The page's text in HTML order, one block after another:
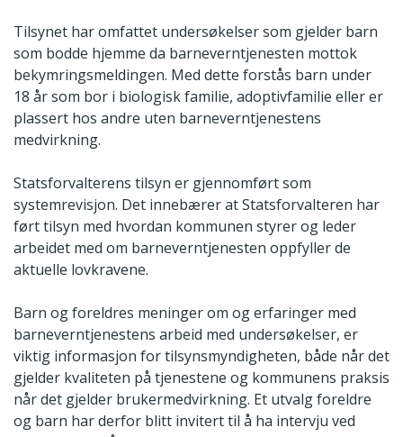
Tilsynet har omfattet undersøkelser som gjelder barn
som bodde hjemme da barneverntjenesten mottok
bekymringsmeldingen. Med dette forstås barn under
18 år som bor i biologisk familie, adoptivfamilie eller er
plassert hos andre uten barneverntjenestens
medvirkning.
Statsforvalterens tilsyn er gjennomført som
systemrevisjon. Det innebærer at Statsforvalteren har
ført tilsyn med hvordan kommunen styrer og leder
arbeidet med om barneverntjenesten oppfyller de
aktuelle lovkravene.
Barn og foreldres meninger om og erfaringer med
barneverntjenestens arbeid med undersøkelser, er
viktig informasjon for tilsynsmyndigheten, både når det
gjelder kvaliteten på tjenestene og kommunens praksis
når det gjelder brukermedvirkning. Et utvalg foreldre
og barn har derfor blitt invitert til å ha intervju ved